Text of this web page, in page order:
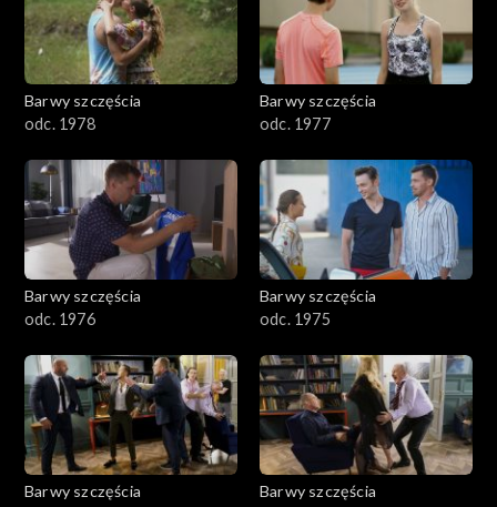
Barwy szczęścia
odc. 1978
Barwy szczęścia
odc. 1977
Barwy szczęścia
odc. 1976
Barwy szczęścia
odc. 1975
Barwy szczęścia
Barwy szczęścia